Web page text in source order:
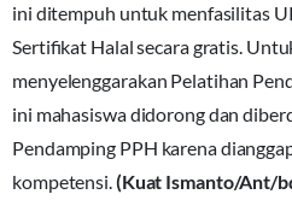
ini ditempuh untuk menfasilitas
Sertifikat Halal secara gratis.
menyelenggarakan Pelatihan
ini mahasiswa didorong dan
Pendamping PPH karena
kompetensi.(Kuat Ismanto/Ant/